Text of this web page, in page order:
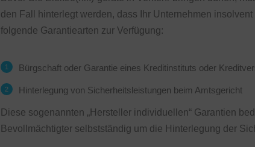
den Fall hinterlegt werden, dass Ihr Unternehmen
folgende Garantiearten zur Verfügung:
Bürgschaft oder Garantie eines Kreditinstituts oder
Hinterlegung von Sicherheitsleistungen beim Amtsgericht
Diese sogenannten „Hersteller individuellen“ Garantien
Bevollmächtigter selbstständig um die Hinterlegung der